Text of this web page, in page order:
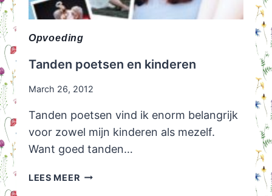
Opvoeding
Tanden poetsen en kinderen
March 26, 2012
Tanden poetsen vind ik enorm belangrijk
voor zowel mijn kinderen als mezelf.
Want goed tanden…
LEES MEERTANDEN